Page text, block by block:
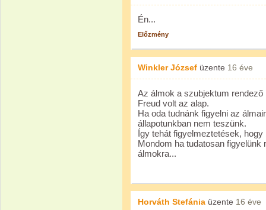
Én...
Előzmény
Winkler József üzente 16 éve
Az álmok a szubjektum
Freud volt az alap.
Ha oda tudnánk figyelni az
állapotunkban nem teszünk.
Így tehát figyelmeztetések,
Mondom ha tudatosan figyelünk
álmokra...
Horváth Stefánia üzente 16 éve